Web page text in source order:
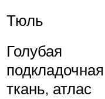
Тюль
Голубая
подкладочная
ткань, атлас